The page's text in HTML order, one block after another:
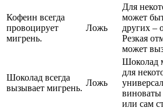
Кофеин всегда
провоцирует
мигрень.
Ложь
Для
может
других –
Резкая
может
Шоколад всегда
вызывает мигрень.
Ложь
Шоколад
для
или сам